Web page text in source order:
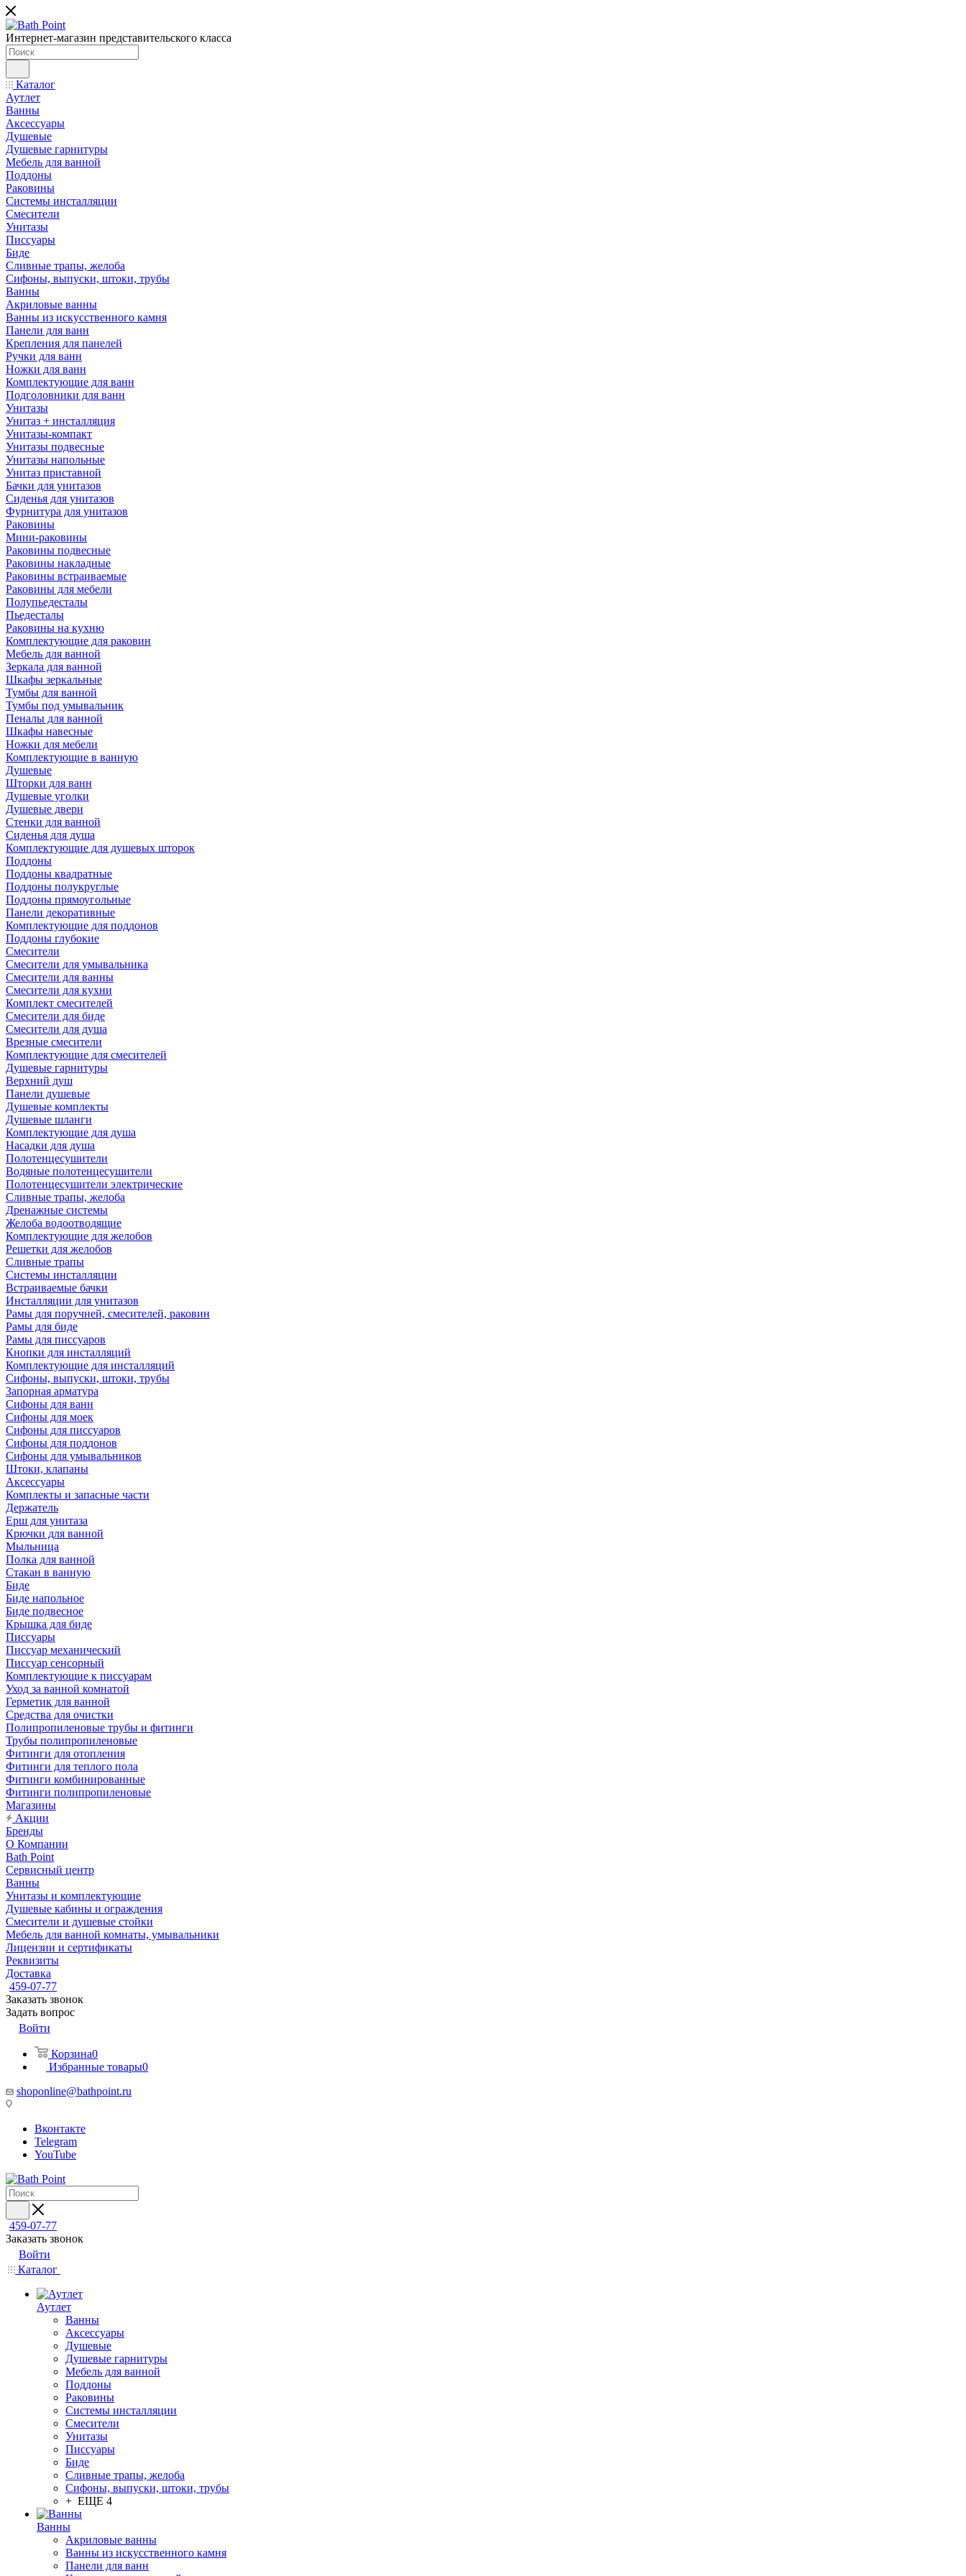
Интернет-магазин представительского класса
Каталог
Аутлет
Ванны
Аксессуары
Душевые
Душевые гарнитуры
Мебель для ванной
Поддоны
Раковины
Системы инсталляции
Смесители
Унитазы
Писсуары
Биде
Сливные трапы, желоба
Сифоны, выпуски, штоки, трубы
Ванны
Акриловые ванны
Ванны из искусственного камня
Панели для ванн
Крепления для панелей
Ручки для ванн
Ножки для ванн
Комплектующие для ванн
Подголовники для ванн
Унитазы
Унитаз + инсталляция
Унитазы-компакт
Унитазы подвесные
Унитазы напольные
Унитаз приставной
Бачки для унитазов
Сиденья для унитазов
Фурнитура для унитазов
Раковины
Мини-раковины
Раковины подвесные
Раковины накладные
Раковины встраиваемые
Раковины для мебели
Полупьедесталы
Пьедесталы
Раковины на кухню
Комплектующие для раковин
Мебель для ванной
Зеркала для ванной
Шкафы зеркальные
Тумбы для ванной
Тумбы под умывальник
Пеналы для ванной
Шкафы навесные
Ножки для мебели
Комплектующие в ванную
Душевые
Шторки для ванн
Душевые уголки
Душевые двери
Стенки для ванной
Сиденья для душа
Комплектующие для душевых шторок
Поддоны
Поддоны квадратные
Поддоны полукруглые
Поддоны прямоугольные
Панели декоративные
Комплектующие для поддонов
Поддоны глубокие
Смесители
Смесители для умывальника
Смесители для ванны
Смесители для кухни
Комплект смесителей
Смесители для биде
Смесители для душа
Врезные смесители
Комплектующие для смесителей
Душевые гарнитуры
Верхний душ
Панели душевые
Душевые комплекты
Душевые шланги
Комплектующие для душа
Насадки для душа
Полотенцесушители
Водяные полотенцесушители
Полотенцесушители электрические
Сливные трапы, желоба
Дренажные системы
Желоба водоотводящие
Комплектующие для желобов
Решетки для желобов
Сливные трапы
Системы инсталляции
Встраиваемые бачки
Инсталляции для унитазов
Рамы для поручней, смесителей, раковин
Рамы для биде
Рамы для писсуаров
Кнопки для инсталляций
Комплектующие для инсталляций
Сифоны, выпуски, штоки, трубы
Запорная арматура
Сифоны для ванн
Сифоны для моек
Сифоны для писсуаров
Сифоны для поддонов
Сифоны для умывальников
Штоки, клапаны
Аксессуары
Комплекты и запасные части
Держатель
Ерш для унитаза
Крючки для ванной
Мыльница
Полка для ванной
Стакан в ванную
Биде
Биде напольное
Биде подвесное
Крышка для биде
Писсуары
Писсуар механический
Писсуар сенсорный
Комплектующие к писсуарам
Уход за ванной комнатой
Герметик для ванной
Средства для очистки
Полипропиленовые трубы и фитинги
Трубы полипропиленовые
Фитинги для отопления
Фитинги для теплого пола
Фитинги комбинированные
Фитинги полипропиленовые
Магазины
Акции
Бренды
О Компании
Bath Point
Сервисный центр
Ванны
Унитазы и комплектующие
Душевые кабины и ограждения
Смесители и душевые стойки
Мебель для ванной комнаты, умывальники
Лицензии и сертификаты
Реквизиты
Доставка
459-07-77
Заказать звонок
Задать вопрос
Войти
Корзина0
Избранные товары0
shoponline@bathpoint.ru
Вконтакте
Telegram
YouTube
459-07-77
Заказать звонок
Войти
Каталог
Аутлет
Ванны
Аксессуары
Душевые
Душевые гарнитуры
Мебель для ванной
Поддоны
Раковины
Системы инсталляции
Смесители
Унитазы
Писсуары
Биде
Сливные трапы, желоба
Сифоны, выпуски, штоки, трубы
+ ЕЩЕ 4
Ванны
Акриловые ванны
Ванны из искусственного камня
Панели для ванн